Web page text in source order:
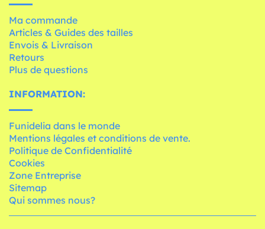
Ma commande
Articles & Guides des tailles
Envois & Livraison
Retours
Plus de questions
INFORMATION:
Funidelia dans le monde
Mentions légales et conditions de vente.
Politique de Confidentialité
Cookies
Zone Entreprise
Sitemap
Qui sommes nous?